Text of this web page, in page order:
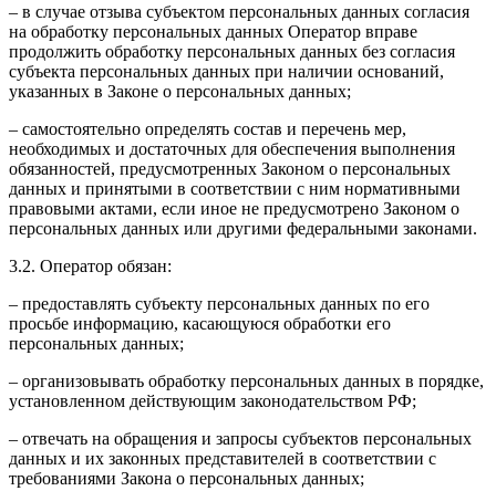
– в случае отзыва субъектом персональных данных согласия
на обработку персональных данных Оператор вправе
продолжить обработку персональных данных без согласия
субъекта персональных данных при наличии оснований,
указанных в Законе о персональных данных;
– самостоятельно определять состав и перечень мер,
необходимых и достаточных для обеспечения выполнения
обязанностей, предусмотренных Законом о персональных
данных и принятыми в соответствии с ним нормативными
правовыми актами, если иное не предусмотрено Законом о
персональных данных или другими федеральными законами.
3.2. Оператор обязан:
– предоставлять субъекту персональных данных по его
просьбе информацию, касающуюся обработки его
персональных данных;
– организовывать обработку персональных данных в порядке,
установленном действующим законодательством РФ;
– отвечать на обращения и запросы субъектов персональных
данных и их законных представителей в соответствии с
требованиями Закона о персональных данных;